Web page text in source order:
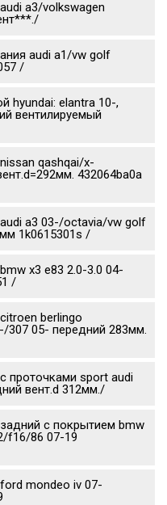
a3/volkswagen
audi a1/vw golf
/
hyundai: elantra 10-,
вентилируемый
qashqai/x-
432064ba0a
a3 03-/octavia/vw golf
1k0615301s /
x3 e83 2.0-3.0 04-
/
berlingo
307 05- передний 283мм.
проточками sport audi
вент.d 312мм./
с покрытием bmw
f16/86 07-19
mondeo iv 07-